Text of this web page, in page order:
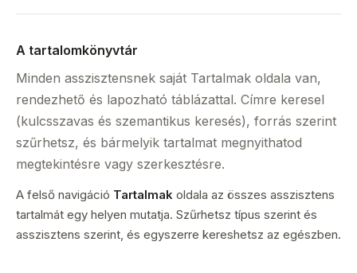
A tartalomkönyvtár
Minden asszisztensnek saját Tartalmak oldala van,
rendezhető és lapozható táblázattal. Címre keresel
(kulcsszavas és szemantikus keresés), forrás szerint
szűrhetsz, és bármelyik tartalmat megnyithatod
megtekintésre vagy szerkesztésre.
A felső navigáció Tartalmak oldala az összes asszisztens
tartalmát egy helyen mutatja. Szűrhetsz típus szerint és
asszisztens szerint, és egyszerre kereshetsz az egészben.